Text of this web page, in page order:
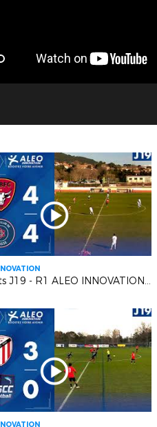
Highlights J19 - R1 ALEO INNOVATION | Six Fours Le Brusc VS RC Pays de Grasse 2